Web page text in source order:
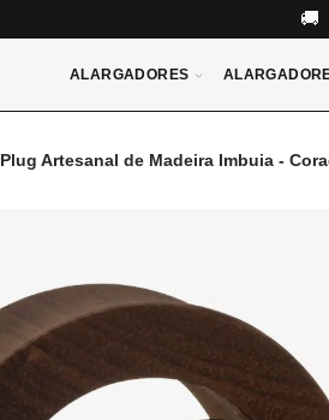
🚚
ALARGADORES
Plug Artesanal de Madeira Imbuia -